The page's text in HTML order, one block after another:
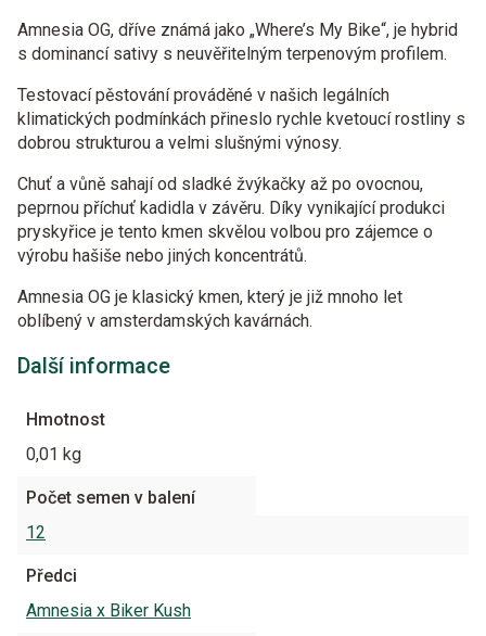
Amnesia OG, dříve známá jako „Where’s My Bike“, je hybrid
s dominancí sativy s neuvěřitelným terpenovým profilem.
Testovací pěstování prováděné v našich legálních
klimatických podmínkách přineslo rychle kvetoucí rostliny s
dobrou strukturou a velmi slušnými výnosy.
Chuť a vůně sahají od sladké žvýkačky až po ovocnou,
peprnou příchuť kadidla v závěru. Díky vynikající produkci
pryskyřice je tento kmen skvělou volbou pro zájemce o
výrobu hašiše nebo jiných koncentrátů.
Amnesia OG je klasický kmen, který je již mnoho let
oblíbený v amsterdamských kavárnách.
Další informace
Hmotnost
0,01 kg
Počet semen v balení
12
Předci
Amnesia x Biker Kush